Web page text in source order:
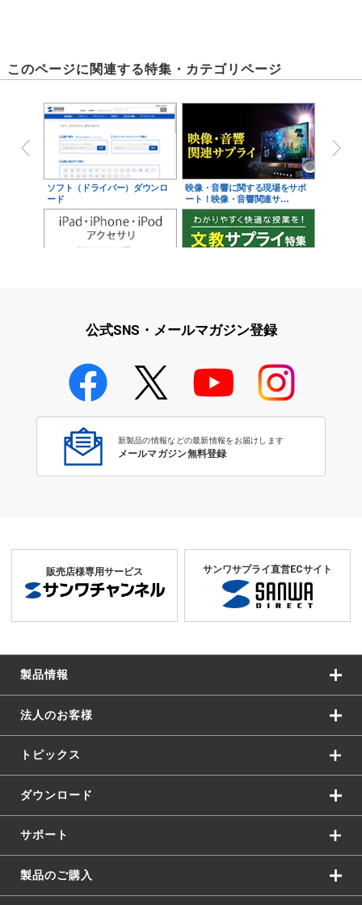
このページに関連する特集・カテゴリページ
ソフト（ドライバー）ダウンロ
ード
映像・音響に関する現場をサポ
ート！映像・音響関連サ…
学校教育のICT環境整備特集
公式SNS・メールマガジン登録
新製品の情報などの最新情報をお届けします
メールマガジン無料登録
販売店様専用サービス サンワサプライ直営ECサイト
製品情報
法人のお客様
トピックス
ダウンロード
サポート
製品のご購入